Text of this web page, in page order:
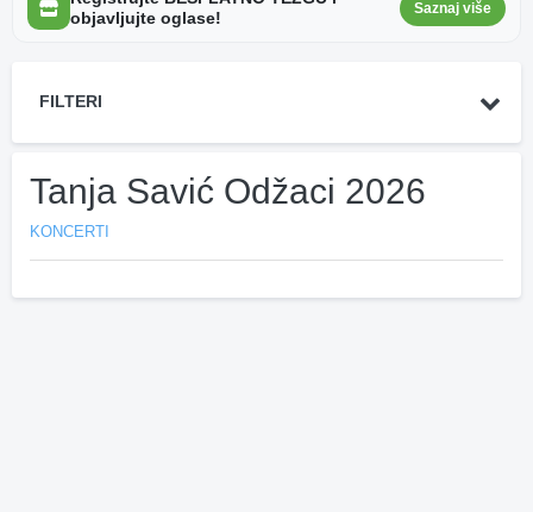
objavljujte oglase!
Saznaj više
FILTERI
Tanja Savić Odžaci 2026
KONCERTI